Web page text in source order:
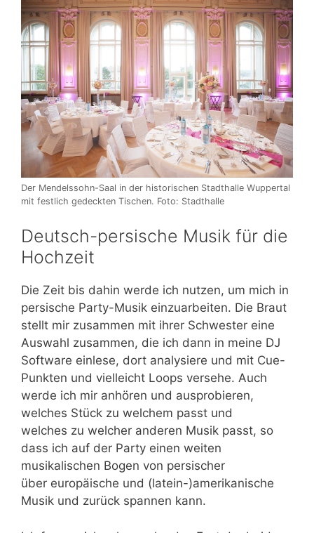
Der Mendelssohn-Saal in der historischen Stadthalle Wuppertal
mit festlich gedeckten Tischen. Foto: Stadthalle
Deutsch-persische Musik für die
Hochzeit
Die Zeit bis dahin werde ich nutzen, um mich in
persische Party-Musik einzuarbeiten. Die Braut
stellt mir zusammen mit ihrer Schwester eine
Auswahl zusammen, die ich dann in meine DJ
Software einlese, dort analysiere und mit Cue-
Punkten und vielleicht Loops versehe. Auch
werde ich mir anhören und ausprobieren,
welches Stück zu welchem passt und
welches zu welcher anderen Musik passt, so
dass ich auf der Party einen weiten
musikalischen Bogen von persischer
über europäische und (latein-)amerikanische
Musik und zurück spannen kann.